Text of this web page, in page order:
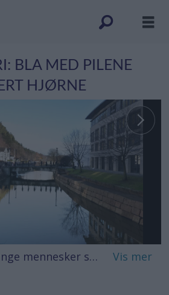
BLA MED PILENE
HJØRNE
og folk holdt god avstand i henhold til smitteanbefalinger. Foto: Ørn E. Borgen / NTB